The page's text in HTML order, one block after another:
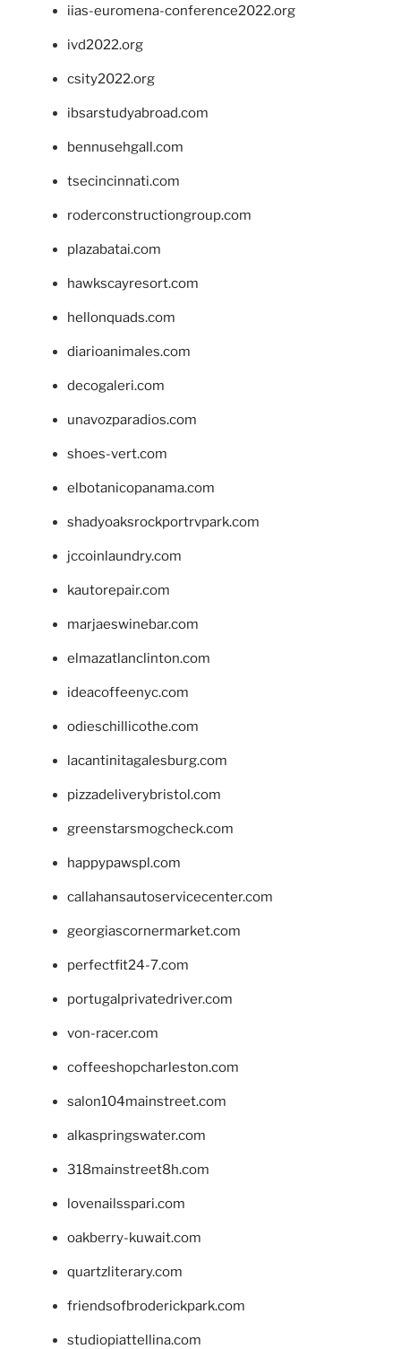
iias-euromena-conference2022.org
ivd2022.org
csity2022.org
ibsarstudyabroad.com
bennusehgall.com
tsecincinnati.com
roderconstructiongroup.com
plazabatai.com
hawkscayresort.com
hellonquads.com
diarioanimales.com
decogaleri.com
unavozparadios.com
shoes-vert.com
elbotanicopanama.com
shadyoaksrockportrvpark.com
jccoinlaundry.com
kautorepair.com
marjaeswinebar.com
elmazatlanclinton.com
ideacoffeenyc.com
odieschillicothe.com
lacantinitagalesburg.com
pizzadeliverybristol.com
greenstarsmogcheck.com
happypawspl.com
callahansautoservicecenter.com
georgiascornermarket.com
perfectfit24-7.com
portugalprivatedriver.com
von-racer.com
coffeeshopcharleston.com
salon104mainstreet.com
alkaspringswater.com
318mainstreet8h.com
lovenailsspari.com
oakberry-kuwait.com
quartzliterary.com
friendsofbroderickpark.com
studiopiattellina.com